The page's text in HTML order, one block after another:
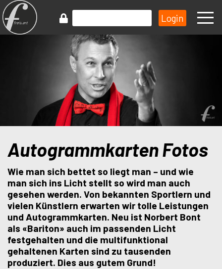
Autogrammkarten Fotos
Wie man sich bettet so liegt man – und wie
man sich ins Licht stellt so wird man auch
gesehen werden. Von bekannten Sportlern und
vielen Künstlern erwarten wir tolle Leistungen
und Autogrammkarten. Neu ist Norbert Bont
als «Bariton» auch im passenden Licht
festgehalten und die multifunktional
gehaltenen Karten sind zu tausenden
produziert. Dies aus gutem Grund!